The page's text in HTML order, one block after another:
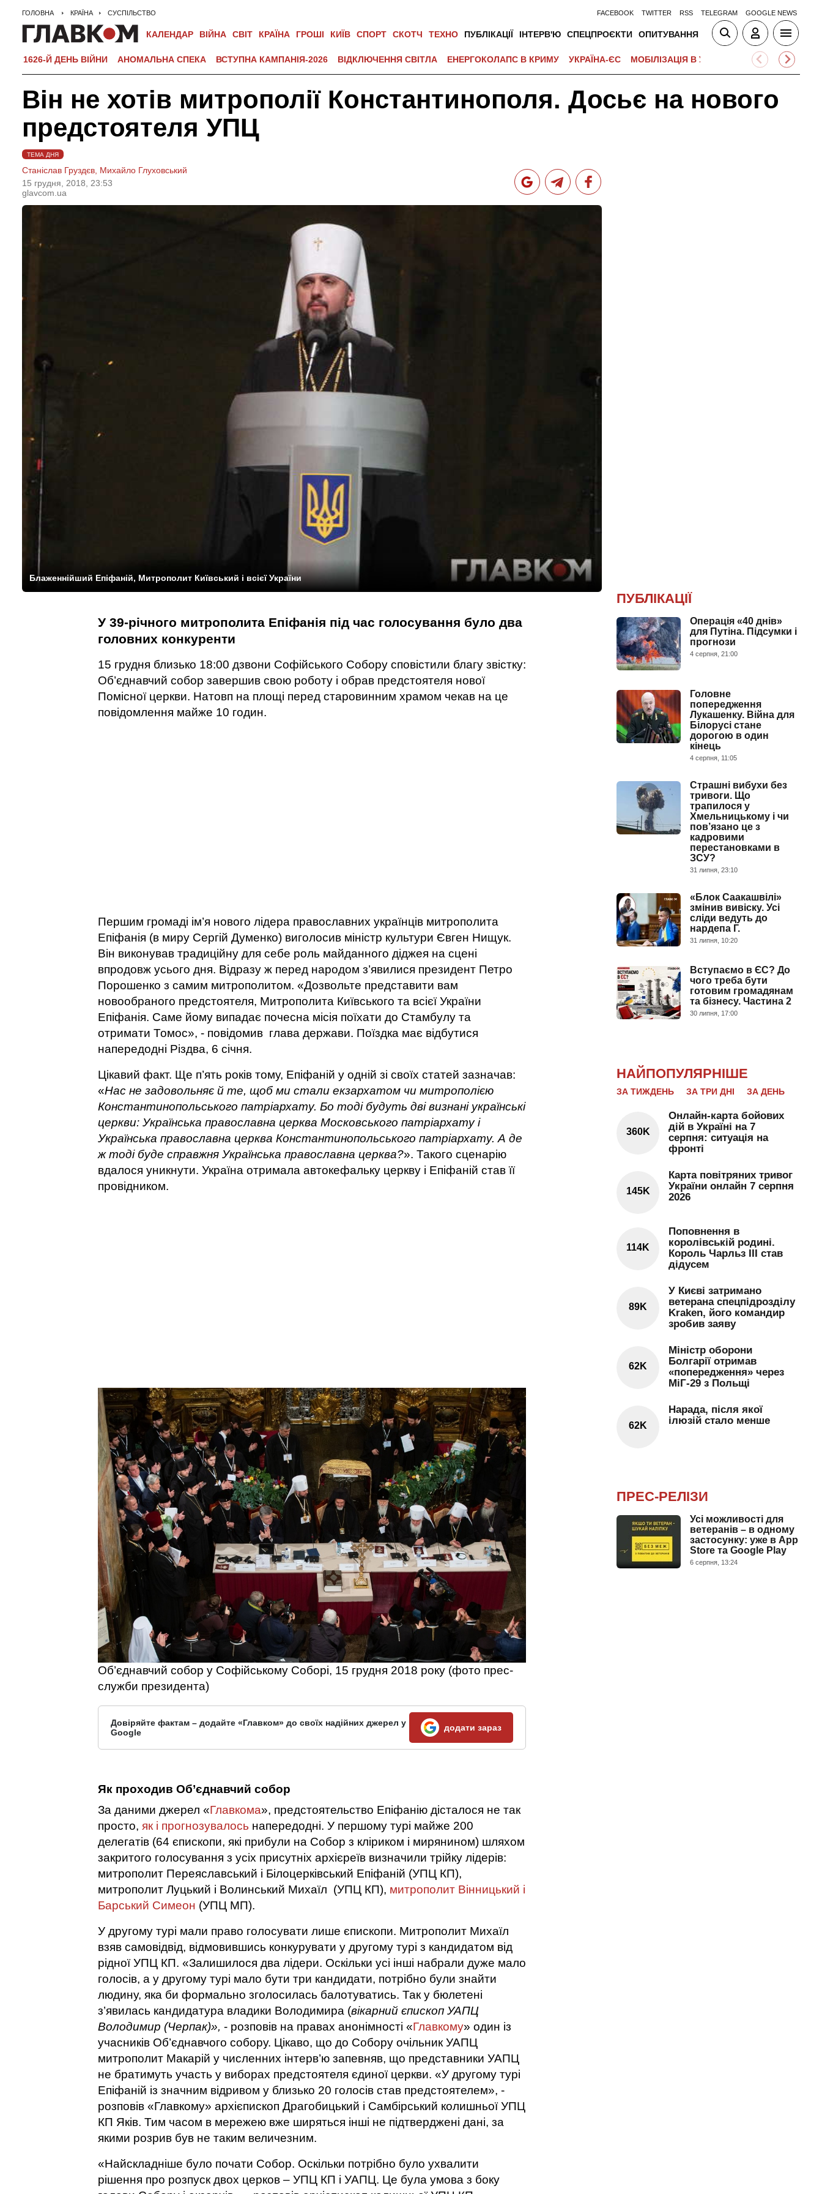
ГОЛОВНА КРАЇНА СУСПІЛЬСТВО FACEBOOK TWITTER RSS TELEGRAM GOOGLE NEWS
КАЛЕНДАР ВІЙНА СВІТ КРАЇНА ГРОШІ КИЇВ СПОРТ СКОТЧ ТЕХНО ПУБЛІКАЦІЇ ІНТЕРВ'Ю СПЕЦПРОЄКТИ ОПИТУВАННЯ
1626-Й ДЕНЬ ВІЙНИ АНОМАЛЬНА СПЕКА ВСТУПНА КАМПАНІЯ-2026 ВІДКЛЮЧЕННЯ СВІТЛА ЕНЕРГОКОЛАПС В КРИМУ УКРАЇНА-ЄС МОБІЛІЗАЦІЯ В УКРАЇНІ ВІЙНА НА
Він не хотів митрополії Константинополя. Досьє на нового
предстоятеля УПЦ
ТЕМА ДНЯ
Станіслав Груздєв, Михайло Глуховський
15 грудня, 2018, 23:53
glavcom.ua
Блаженнійший Епіфаній, Митрополит Київський і всієї України
У 39-річного митрополита Епіфанія під час голосування було два
головних конкуренти
15 грудня близько 18:00 дзвони Софійського Собору сповістили благу звістку:
Об’єднавчий собор завершив свою роботу і обрав предстоятеля нової
Помісної церкви. Натовп на площі перед старовинним храмом чекав на це
повідомлення майже 10 годин.
Першим громаді ім’я нового лідера православних українців митрополита
Епіфанія (в миру Сергій Думенко) виголосив міністр культури Євген Нищук.
Він виконував традиційну для себе роль майданного діджея на сцені
впродовж усього дня. Відразу ж перед народом з’явилися президент Петро
Порошенко з самим митрополитом. «Дозвольте представити вам
новообраного предстоятеля, Митрополита Київського та всієї України
Епіфанія. Саме йому випадає почесна місія поїхати до Стамбулу та
отримати Томос», - повідомив глава держави. Поїздка має відбутися
напередодні Різдва, 6 січня.
Цікавий факт. Ще п’ять років тому, Епіфаній у одній зі своїх статей зазначав:
«Нас не задовольняє й те, щоб ми стали екзархатом чи митрополією
Константинопольського патріархату. Бо тоді будуть дві визнані українські
церкви: Українська православна церква Московського патріархату і
Українська православна церква Константинопольського патріархату. А де
ж тоді буде справжня Українська православна церква?». Такого сценарію
вдалося уникнути. Україна отримала автокефальку церкву і Епіфаній став її
провідником.
Об’єднавчий собор у Софійському Соборі, 15 грудня 2018 року (фото прес-
служби президента)
Довіряйте фактам – додайте «Главком» до своїх надійних джерел у
Google
додати зараз
Як проходив Об’єднавчий собор
За даними джерел «Главкома», предстоятельство Епіфанію дісталося не так
просто, як і прогнозувалось напередодні. У першому турі майже 200
делегатів (64 єпископи, які прибули на Собор з кліриком і мирянином) шляхом
закритого голосування з усіх присутніх архієреїв визначили трійку лідерів:
митрополит Переяславський і Білоцерківський Епіфаній (УПЦ КП),
митрополит Луцький і Волинський Михаїл (УПЦ КП), митрополит Вінницький і
Барський Симеон (УПЦ МП).
У другому турі мали право голосувати лише єпископи. Митрополит Михаїл
взяв самовідвід, відмовившись конкурувати у другому турі з кандидатом від
рідної УПЦ КП. «Залишилося два лідери. Оскільки усі інші набрали дуже мало
голосів, а у другому турі мало бути три кандидати, потрібно були знайти
людину, яка би формально зголосилась балотуватись. Так у бюлетені
з’явилась кандидатура владики Володимира (вікарний єпископ УАПЦ
Володимир (Черпак)», - розповів на правах анонімності «Главкому» один із
учасників Об’єднавчого собору. Цікаво, що до Собору очільник УАПЦ
митрополит Макарій у численних інтерв’ю запевняв, що представники УАПЦ
не братимуть участь у виборах предстоятеля єдиної церкви. «У другому турі
Епіфаній із значним відривом у близько 20 голосів став предстоятелем», -
розповів «Главкому» архієпископ Драгобицький і Самбірський колишньої УПЦ
КП Яків. Тим часом в мережею вже ширяться інші не підтверджені дані, за
якими розрив був не таким величезним.
«Найскладніше було почати Собор. Оскільки потрібно було ухвалити
рішення про розпуск двох церков – УПЦ КП і УАПЦ. Це була умова з боку
ПУБЛІКАЦІЇ
Операція «40 днів»
для Путіна. Підсумки і
прогнози
4 серпня, 21:00
Головне
попередження
Лукашенку. Війна для
Білорусі стане
дорогою в один
кінець
4 серпня, 11:05
Страшні вибухи без
тривоги. Що
трапилося у
Хмельницькому і чи
пов’язано це з
кадровими
перестановками в
ЗСУ?
31 липня, 23:10
«Блок Саакашвілі»
змінив вивіску. Усі
сліди ведуть до
нардепа Г.
31 липня, 10:20
Вступаємо в ЄС? До
чого треба бути
готовим громадянам
та бізнесу. Частина 2
30 липня, 17:00
НАЙПОПУЛЯРНІШЕ
ЗА ТИЖДЕНЬ ЗА ТРИ ДНІ ЗА ДЕНЬ
360K
Онлайн-карта бойових
дій в Україні на 7
серпня: ситуація на
фронті
145K
Карта повітряних тривог
України онлайн 7 серпня
2026
114K
Поповнення в
королівській родині.
Король Чарльз III став
дідусем
89K
У Києві затримано
ветерана спецпідрозділу
Kraken, його командир
зробив заяву
62K
Міністр оборони
Болгарії отримав
«попередження» через
МіГ-29 з Польщі
62K
Нарада, після якої
ілюзій стало менше
ПРЕС-РЕЛІЗИ
Усі можливості для
ветеранів – в одному
застосунку: уже в App
Store та Google Play
6 серпня, 13:24